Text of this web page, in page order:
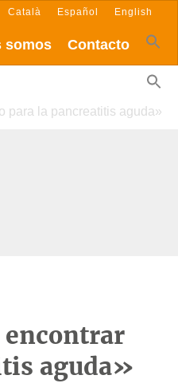
somos Contacto
Català Español English
para la pancreatitis aguda»
encontrar
aguda»